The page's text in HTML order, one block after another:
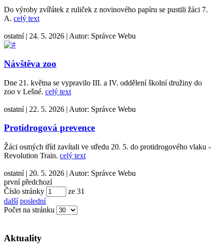
Do výroby zvířátek z ruliček z novinového papíru se pustili žáci 7.
A. celý text
ostatní | 24. 5. 2026 | Autor: Správce Webu
Návštěva zoo
Dne 21. května se vypravilo III. a IV. oddělení školní družiny do
zoo v Lešné. celý text
ostatní | 22. 5. 2026 | Autor: Správce Webu
Protidrogová prevence
Žáci osmých tříd zavítali ve středu 20. 5. do protidrogového vlaku -
Revolution Train. celý text
ostatní | 20. 5. 2026 | Autor: Správce Webu
první předchozí
Číslo stránky
ze 31
další poslední
Počet na stránku
Aktuality